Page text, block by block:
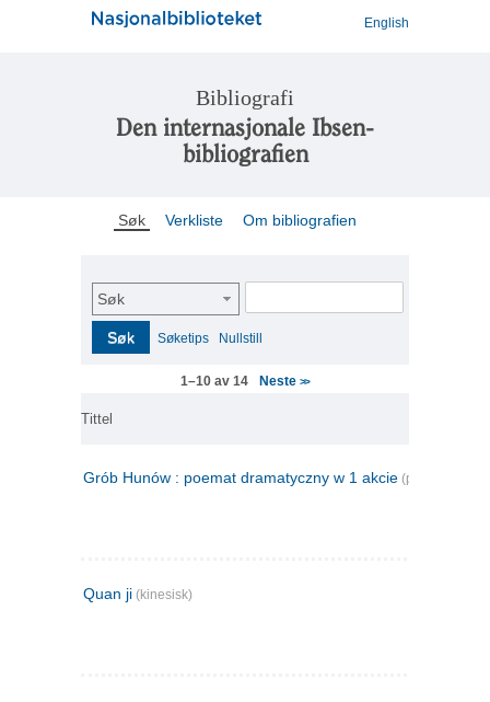
English
Bibliografi
Den internasjonale Ibsen-
bibliografien
Søk Verkliste Om bibliografien
Søk
Søk Søketips Nullstill
1–10 av 14 Neste>>
Tittel
Grób Hunów : poemat dramatyczny w 1 akcie (polsk)
Quan ji (kinesisk)